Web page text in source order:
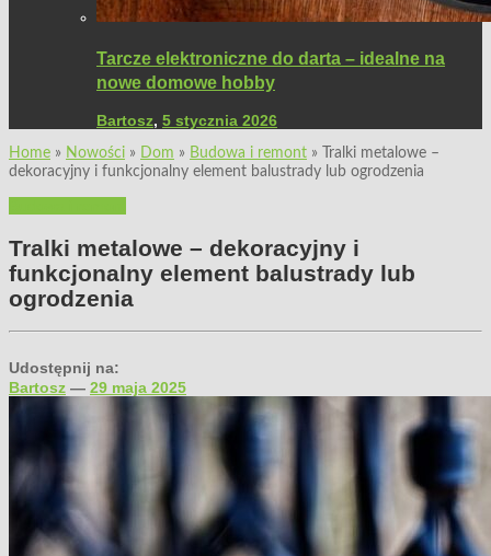
Tarcze elektroniczne do darta – idealne na
nowe domowe hobby
Bartosz, 5 stycznia 2026
Home » Nowości » Dom » Budowa i remont »
Tralki metalowe –
dekoracyjny i funkcjonalny element balustrady lub ogrodzenia
Tralki metalowe – dekoracyjny i
funkcjonalny element balustrady lub
ogrodzenia
Udostępnij na:
Bartosz — 29 maja 2025